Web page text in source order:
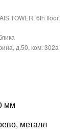
TOWER, 6th floor,
д.50, ком. 302а
мм
металл